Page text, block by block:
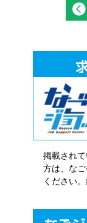
掲載され
方は、な
ください